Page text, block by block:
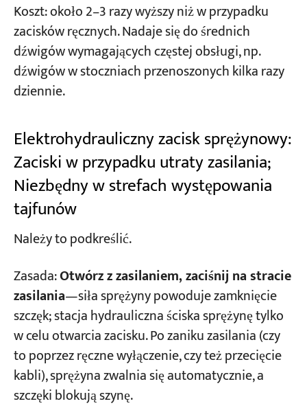
Koszt: około 2–3 razy wyższy niż w przypadku
zacisków ręcznych. Nadaje się do średnich
dźwigów wymagających częstej obsługi, np.
dźwigów w stoczniach przenoszonych kilka razy
dziennie.
Elektrohydrauliczny zacisk sprężynowy:
Zaciski w przypadku utraty zasilania;
Niezbędny w strefach występowania
tajfunów
Należy to podkreślić.
Zasada:Otwórz z zasilaniem, zaciśnij na stracie
zasilania—siła sprężyny powoduje zamknięcie
szczęk; stacja hydrauliczna ściska sprężynę tylko
w celu otwarcia zacisku. Po zaniku zasilania (czy
to poprzez ręczne wyłączenie, czy też przecięcie
kabli), sprężyna zwalnia się automatycznie, a
szczęki blokują szynę.